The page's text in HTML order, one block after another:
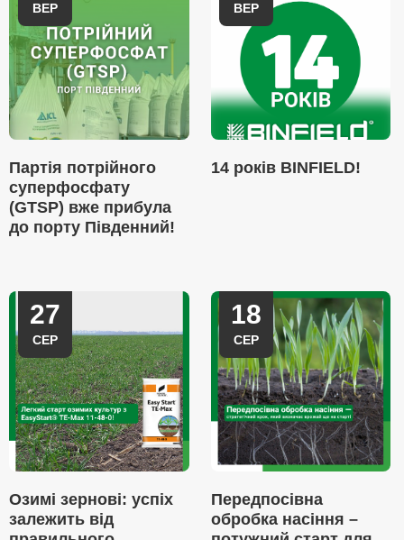
ВЕР
Партія потрійного
суперфосфату
(GTSP) вже прибула
до порту Південний!
ВЕР
14 років BINFIELD!
27
СЕР
Озимі зернові: успіх
залежить від
18
СЕР
Передпосівна
обробка насіння –